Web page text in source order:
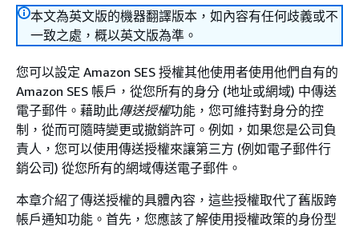
本文為英文版的機器翻譯版本，如內容有任何歧義或不
一致之處，概以英文版為準。
您可以設定 Amazon SES 授權其他使用者使用他們自有的
Amazon SES 帳戶，從您所有的身分 (地址或網域) 中傳送
電子郵件。藉助此傳送授權功能，您可維持對身分的控
制，從而可隨時變更或撤銷許可。例如，如果您是公司負
責人，您可以使用傳送授權來讓第三方 (例如電子郵件行
銷公司) 從您所有的網域傳送電子郵件。
本章介紹了傳送授權的具體內容，這些授權取代了舊版跨
帳戶通知功能。首先，您應該了解使用授權政策的身份型